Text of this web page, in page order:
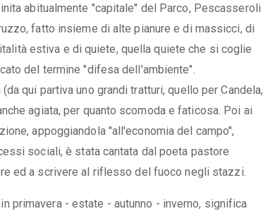
abitualmente "capitale" del Parco, Pescasseroli
fatto insieme di alte pianure e di massicci, di
estiva e di quiete, quella quiete che si coglie
del termine "difesa dell'ambiente".
qui partiva uno grandi tratturi, quello per Candela,
agiata, per quanto scomoda e faticosa. Poi ai
appoggiandola "all'economia del campo",
sociali, è stata cantata dal poeta pastore
ed a scrivere al riflesso del fuoco negli stazzi.
primavera - estate - autunno - inverno, significa